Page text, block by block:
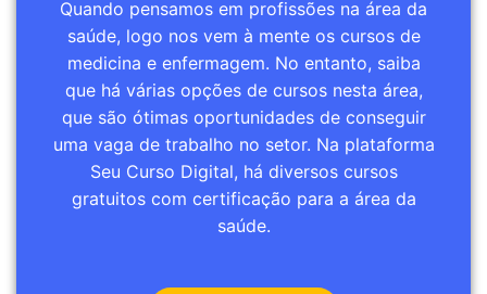
Quando pensamos em profissões na área da
saúde, logo nos vem à mente os cursos de
medicina e enfermagem. No entanto, saiba
que há várias opções de cursos nesta área,
que são ótimas oportunidades de conseguir
uma vaga de trabalho no setor. Na plataforma
Seu Curso Digital, há diversos cursos
gratuitos com certificação para a área da
saúde.